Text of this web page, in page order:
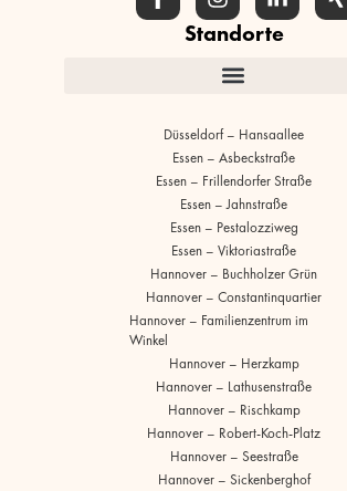
Standorte
Düsseldorf – Hansaallee
Essen – Asbeckstraße
Essen – Frillendorfer Straße
Essen – Jahnstraße
Essen – Pestalozziweg
Essen – Viktoriastraße
Hannover – Buchholzer Grün
Hannover – Constantinquartier
Hannover – Familienzentrum im
Winkel
Hannover – Herzkamp
Hannover – Lathusenstraße
Hannover – Rischkamp
Hannover – Robert-Koch-Platz
Hannover – Seestraße
Hannover – Sickenberghof